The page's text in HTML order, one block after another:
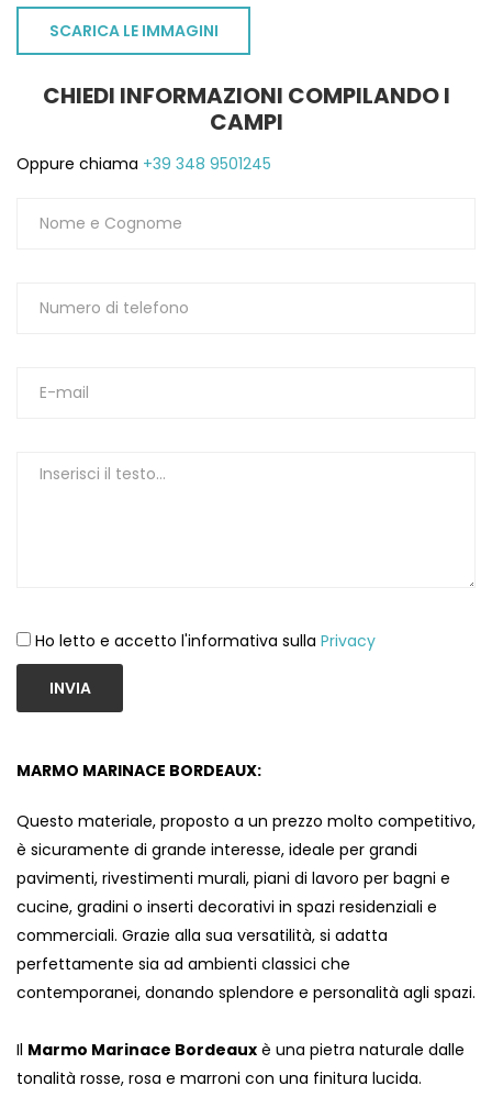
SCARICA LE IMMAGINI
CHIEDI INFORMAZIONI COMPILANDO I
CAMPI
Oppure chiama +39 348 9501245
Ho letto e accetto l'informativa sulla Privacy
INVIA
MARMO MARINACE BORDEAUX:
Questo materiale, proposto a un prezzo molto competitivo,
è sicuramente di grande interesse, ideale per grandi
pavimenti, rivestimenti murali, piani di lavoro per bagni e
cucine, gradini o inserti decorativi in ​​spazi residenziali e
commerciali. Grazie alla sua versatilità, si adatta
perfettamente sia ad ambienti classici che
contemporanei, donando splendore e personalità agli spazi.
Il Marmo Marinace Bordeaux è una pietra naturale dalle
tonalità rosse, rosa e marroni con una finitura lucida.